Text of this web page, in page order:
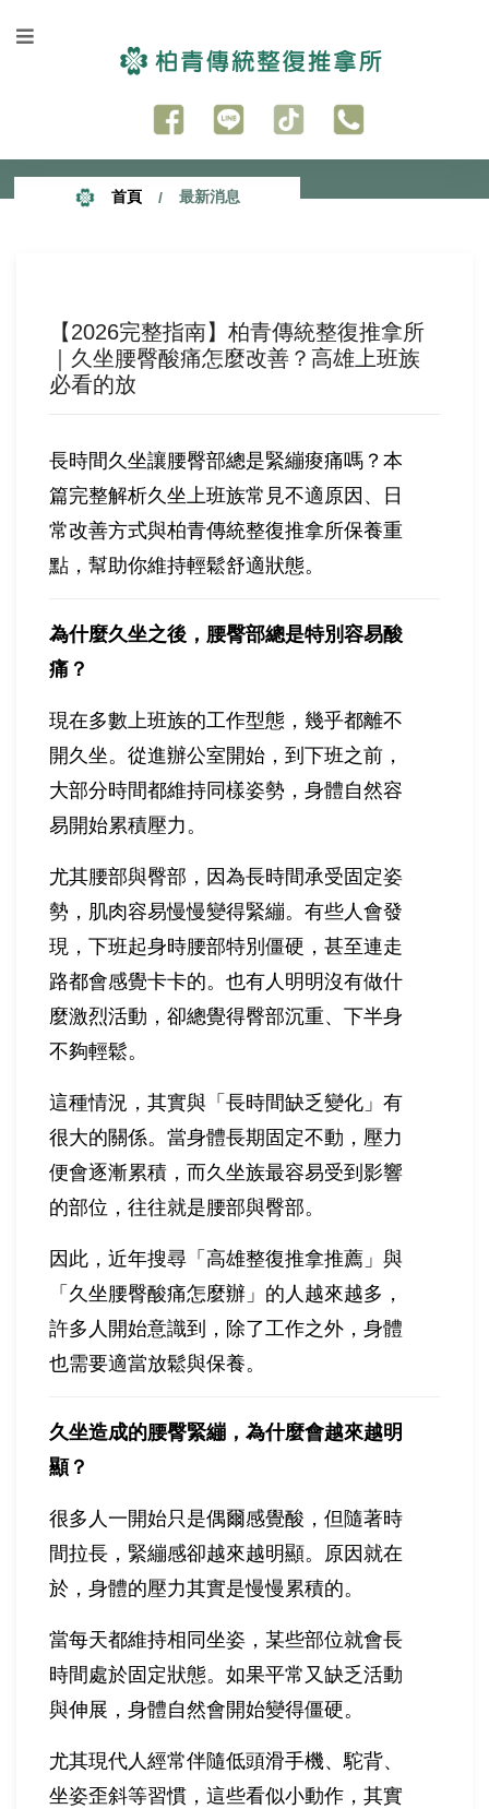
首頁 最新消息
【2026完整指南】柏青傳統整復推拿所
｜久坐腰臀酸痛怎麼改善？高雄上班族
必看的放
長時間久坐讓腰臀部總是緊繃痠痛嗎？本
篇完整解析久坐上班族常見不適原因、日
常改善方式與柏青傳統整復推拿所保養重
點，幫助你維持輕鬆舒適狀態。
為什麼久坐之後，腰臀部總是特別容易酸
痛？
現在多數上班族的工作型態，幾乎都離不
開久坐。從進辦公室開始，到下班之前，
大部分時間都維持同樣姿勢，身體自然容
易開始累積壓力。
尤其腰部與臀部，因為長時間承受固定姿
勢，肌肉容易慢慢變得緊繃。有些人會發
現，下班起身時腰部特別僵硬，甚至連走
路都會感覺卡卡的。也有人明明沒有做什
麼激烈活動，卻總覺得臀部沉重、下半身
不夠輕鬆。
這種情況，其實與「長時間缺乏變化」有
很大的關係。當身體長期固定不動，壓力
便會逐漸累積，而久坐族最容易受到影響
的部位，往往就是腰部與臀部。
因此，近年搜尋「高雄整復推拿推薦」與
「久坐腰臀酸痛怎麼辦」的人越來越多，
許多人開始意識到，除了工作之外，身體
也需要適當放鬆與保養。
久坐造成的腰臀緊繃，為什麼會越來越明
顯？
很多人一開始只是偶爾感覺酸，但隨著時
間拉長，緊繃感卻越來越明顯。原因就在
於，身體的壓力其實是慢慢累積的。
當每天都維持相同坐姿，某些部位就會長
時間處於固定狀態。如果平常又缺乏活動
與伸展，身體自然會開始變得僵硬。
尤其現代人經常伴隨低頭滑手機、駝背、
坐姿歪斜等習慣，這些看似小動作，其實